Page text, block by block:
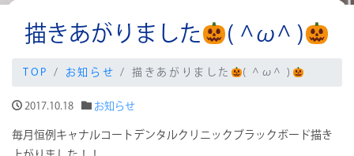
描きあがりました ( ^ω^ )
TOP お知らせ 描きあがりました ( ^ω^ )
2017.10.18 お知らせ
毎月恒例キャナルコートデンタルクリニックブラックボード描き